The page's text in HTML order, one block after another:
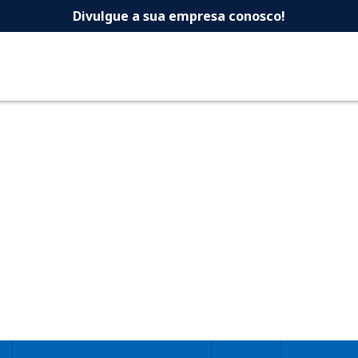
-Dicas
Divulgue a sua empresa conosco!